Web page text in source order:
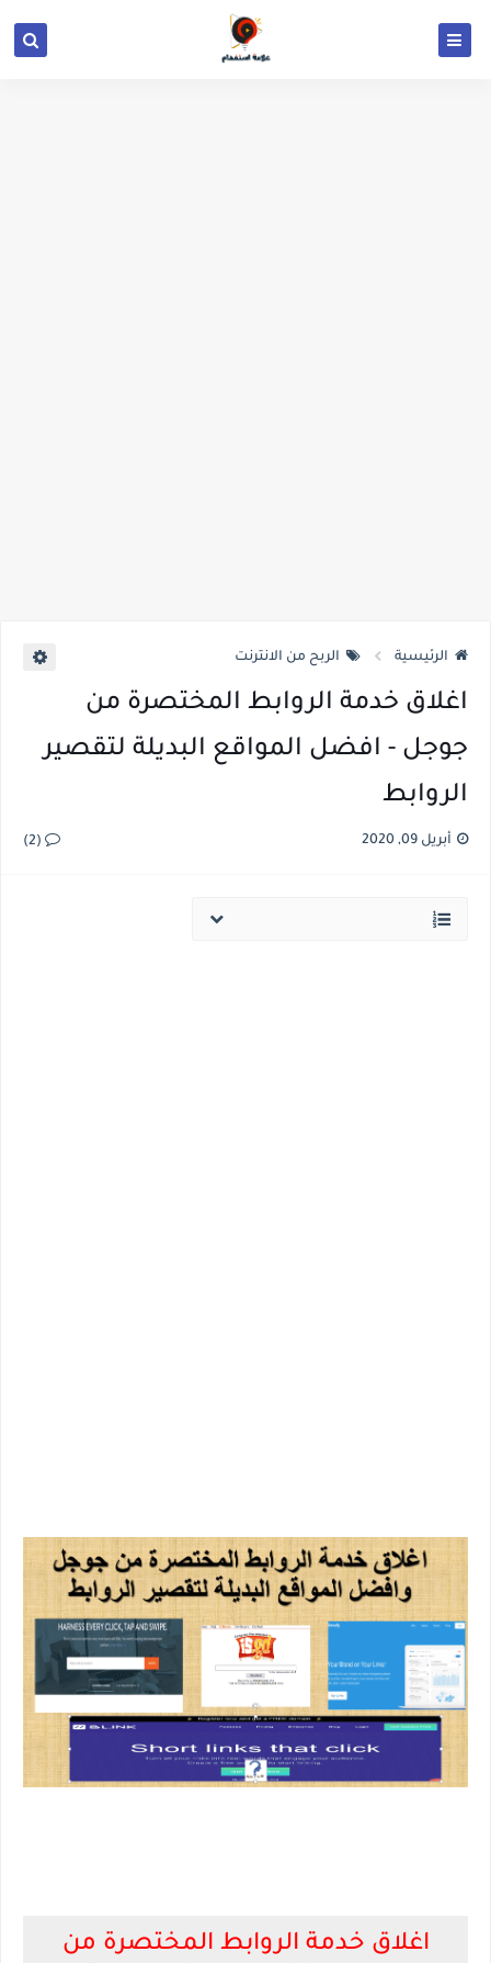
الرئيسية الربح من الانترنت
اغلاق خدمة الروابط المختصرة من
جوجل - افضل المواقع البديلة لتقصير
الروابط
أبريل 09, 2020 (2)
اغلاق خدمة الروابط المختصرة من